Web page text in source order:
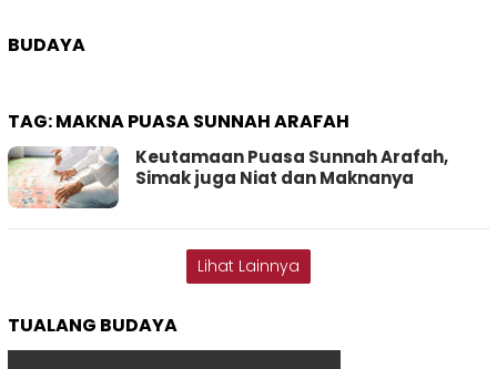
BUDAYA
TAG:MAKNA PUASA SUNNAH ARAFAH
Keutamaan Puasa Sunnah Arafah,
Simak juga Niat dan Maknanya
Lihat Lainnya
TUALANG BUDAYA